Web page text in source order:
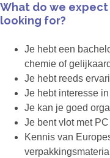
What do we expect
looking for?
Je hebt een
chemie of
Je hebt reeds
Je hebt interesse
Je kan je goed
Je bent vlot met
Kennis van